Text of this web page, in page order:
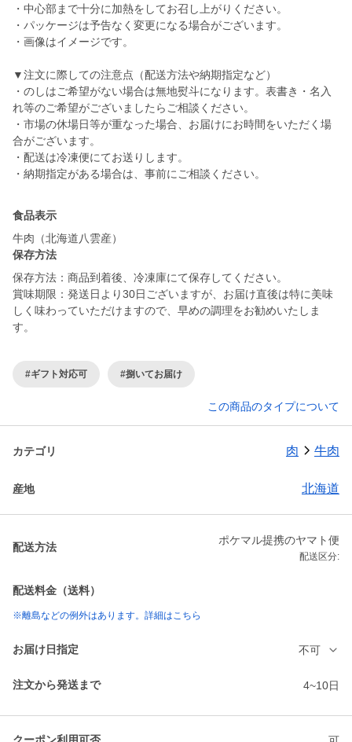
・中心部まで十分に加熱をしてお召し上がりください。
・パッケージは予告なく変更になる場合がございます。
・画像はイメージです。
▼注文に際しての注意点（配送方法や納期指定など）
・のしはご希望がない場合は無地熨斗になります。表書き・名入
れ等のご希望がございましたらご相談ください。
・市場の休場日等が重なった場合、お届けにお時間をいただく場
合がございます。
・配送は冷凍便にてお送りします。
・納期指定がある場合は、事前にご相談ください。
食品表示
牛肉（北海道八雲産）
保存方法
保存方法：商品到着後、冷凍庫にて保存してください。
賞味期限：発送日より30日ございますが、お届け直後は特に美味
しく味わっていただけますので、早めの調理をお勧めいたしま
す。
#ギフト対応可 #捌いてお届け
この商品のタイプについて
カテゴリ 肉 牛肉
産地 北海道
配送方法
ポケマル提携のヤマト便
配送区分:
配送料金（送料）
※離島などの例外はあります。詳細はこちら
お届け日指定 不可
注文から発送まで 4~10日